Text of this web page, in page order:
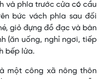
và phía trước cửa có cầu
bức vách phía sau đối
giỏ đựng đồ đạc và bàn
(ăn uống, nghỉ ngơi, tiếp
bếp lửa.
một công xã nông thôn